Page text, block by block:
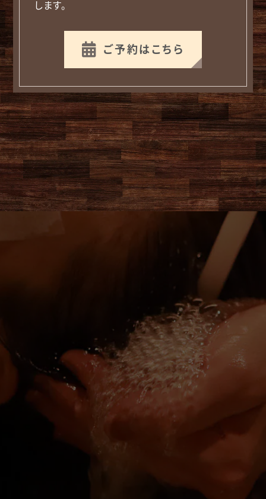
します。
 ご予約はこちら